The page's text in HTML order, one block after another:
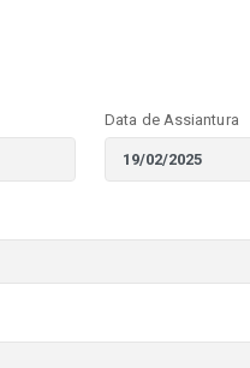
Data de Assiantura